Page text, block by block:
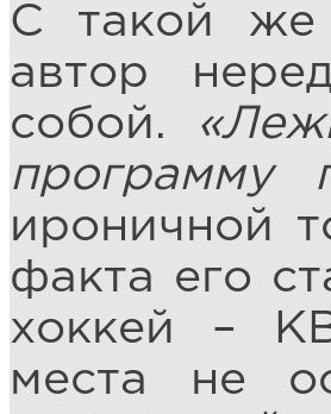
С такой же
автор
собой.
программу
ироничной
факта его
хоккей –
места не